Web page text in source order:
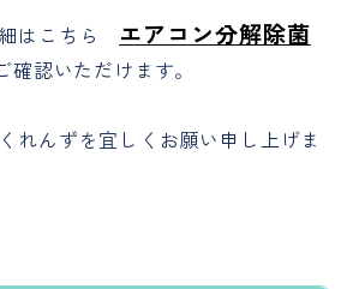
はこちら エアコン分解除菌
認いただけます。
れんずを宜しくお願い申し上げま